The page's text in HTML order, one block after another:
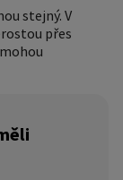
stejný. V
přes